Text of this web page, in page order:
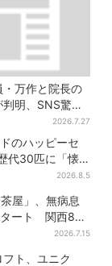
万作と院長の
明、SNS驚き
2026.7.27
のハッピーセ
代30匹に「懐
2026.8.5
屋」、無病息
タート 関西8カ
2026.7.15
ト、ユニク